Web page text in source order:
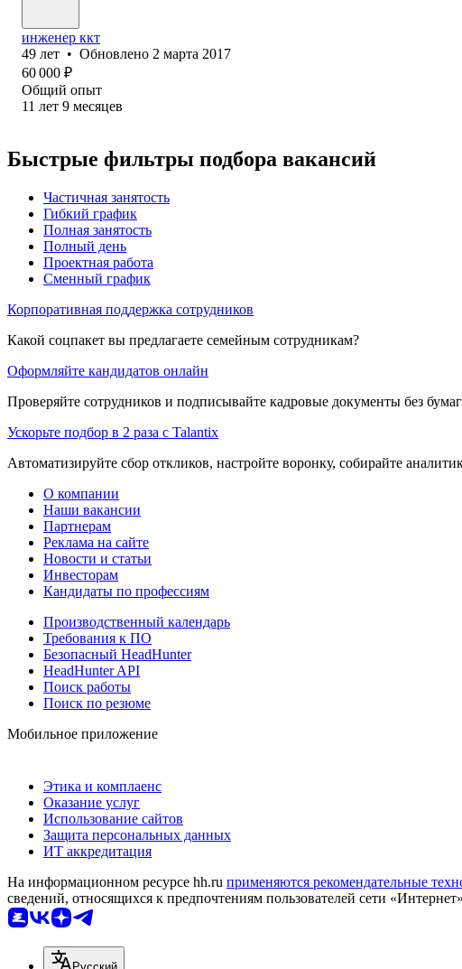
инженер ккт
49 лет • Обновлено 2 марта 2017
60 000 ₽
Общий опыт
11 лет 9 месяцев
Быстрые фильтры подбора вакансий
Частичная занятость
Гибкий график
Полная занятость
Полный день
Проектная работа
Сменный график
Корпоративная поддержка сотрудников
Какой соцпакет вы предлагаете семейным сотрудникам?
Оформляйте кандидатов онлайн
Проверяйте сотрудников и подписывайте кадровые документы без
Ускорьте подбор в 2 раза с Talantix
Автоматизируйте сбор откликов, настройте воронку, собирайте
О компании
Наши вакансии
Партнерам
Реклама на сайте
Новости и статьи
Инвесторам
Кандидаты по профессиям
Производственный календарь
Требования к ПО
Безопасный HeadHunter
HeadHunter API
Поиск работы
Поиск по резюме
Мобильное приложение
Этика и комплаенс
Оказание услуг
Использование сайтов
Защита персональных данных
ИТ аккредитация
На информационном ресурсе hh.ru применяются рекомендательные
сведений, относящихся к предпочтениям пользователей сети